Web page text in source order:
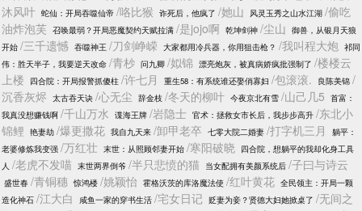
沐风叶 蛇仙：开局吞噬仙帝 /咯比猴 诈死后，他疯了 /她山 风灵玉秀之山水江湖 /偷吃
油炸泡芙 召唤最弱？开局恶魔契约天赋拉满 /是jojo啊 乾坤剑神 /尘山 御兽，从银月天狼
开始 /三千遗憾 吞噬神王 /刀剑峥嵘 大家都用冷兵器，你用狙击枪？ /我叫程大炮 祁同
伟：胜天半子，我要逆天改命 /青杪 问九卿 /姒锦 漂亮炮灰，被真病娇疯批强制了 /楼楼云
上楼
四合院：开局报警抓傻柱 /许七月 重生58：有系统谁还娶俏寡妇 /包滚滚. 良陈美锦 /
沉香灰烬 太古吞天诀 /心无尘 辞金枝 /冬天的柳叶 今夜京北有雪 /山己几5 首富：
我真没想赚钱啊 /千山万水 谍海王牌 /岩隐士 官术：拯救女市长后，我步步高升 /东北小
锦鲤 艳妻劫 /爆更撒花 我自九天来 /卸甲老卒 七零大院二婚妻 /打字机三月
躺平：
老婆修炼我变强 /万红壮 末世：从照顾邻妻开始 /寒阳破晓 四合院，想躺平的我却化身工具
人 /老虎不发喵 末世两界倒爷 /半只悲愤的猫 当女配拥有美颜系统后 /子曰与诗云
盛世春 /青铜穗 惊鸿楼 /姚颖怡 霍格沃茨的库洛魔法使 /红叶黄花 全民领主：开局一颗
造化神石 /江大白 咸鱼一家的穿书生活 /宅女日记 贬妻为妾？贤德大妇她掀桌了 /无间之